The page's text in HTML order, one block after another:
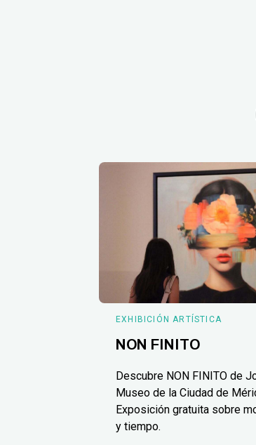
EXHIBICIÓN ARTÍSTICA
NON FINITO
Descubre NON FINITO de
Museo de la Ciudad de
Exposición gratuita sobre
y tiempo.